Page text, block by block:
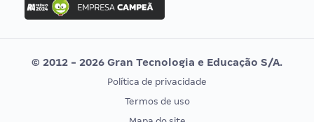
Concurso MPU
Editais publicados
Vunesp
CONCURSOS POR PROFISSÃO
EXAME DE ORDEM
© 2012 - 2026 Gran Tecnologia e Educação S/A.
Política de privacidade
Termos de uso